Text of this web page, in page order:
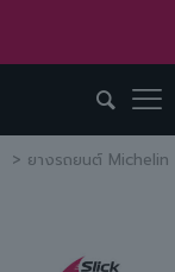
> ยางรถยนต์ Michelin